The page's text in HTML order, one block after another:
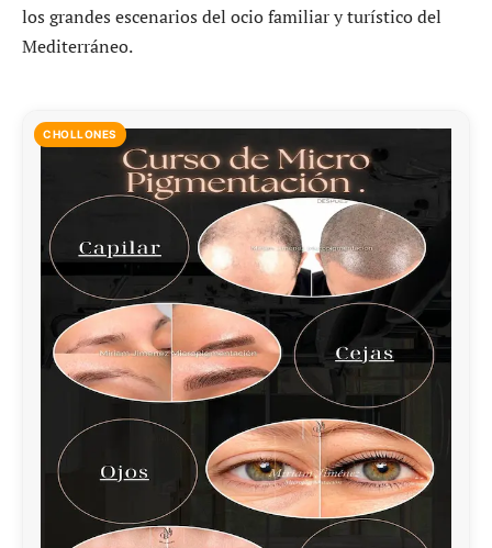
los grandes escenarios del ocio familiar y turístico del
Mediterráneo.
CHOLLONES